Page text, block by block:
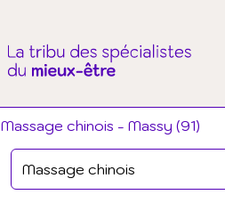
Massage chinois - Massy (91)